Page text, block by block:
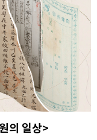
의 일상>